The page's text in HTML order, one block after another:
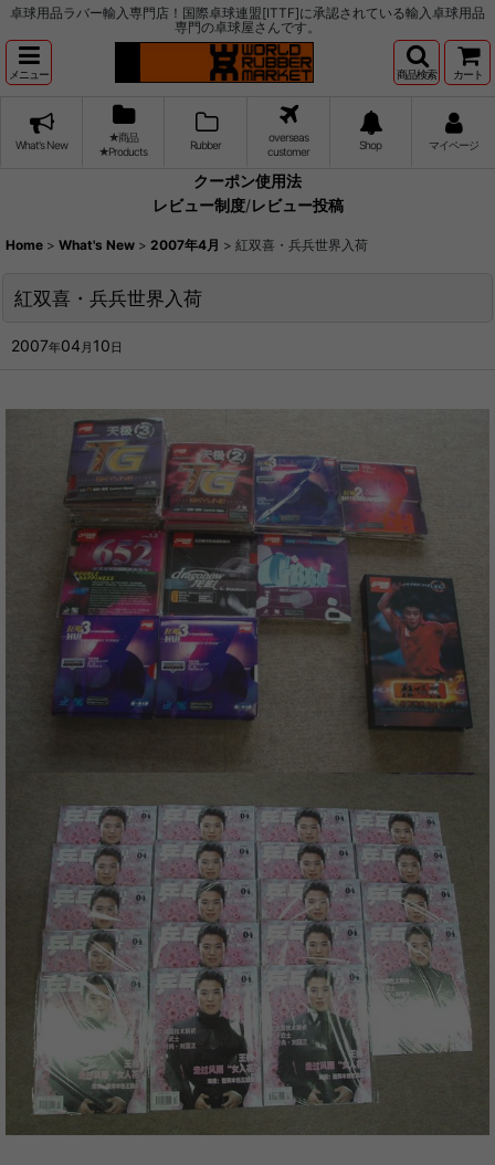
卓球用品ラバー輸入専門店！国際卓球連盟[ITTF]に承認されている輸入卓球用品
専門の卓球屋さんです。
メニュー 商品検索 カート
What's New
★商品
★Products
Rubber
overseas
customer
Shop マイページ
クーポン使用法
レビュー制度/レビュー投稿
Home > What's New > 2007年4月 > 紅双喜・兵兵世界入荷
紅双喜・兵兵世界入荷
2007年04 月 10 日